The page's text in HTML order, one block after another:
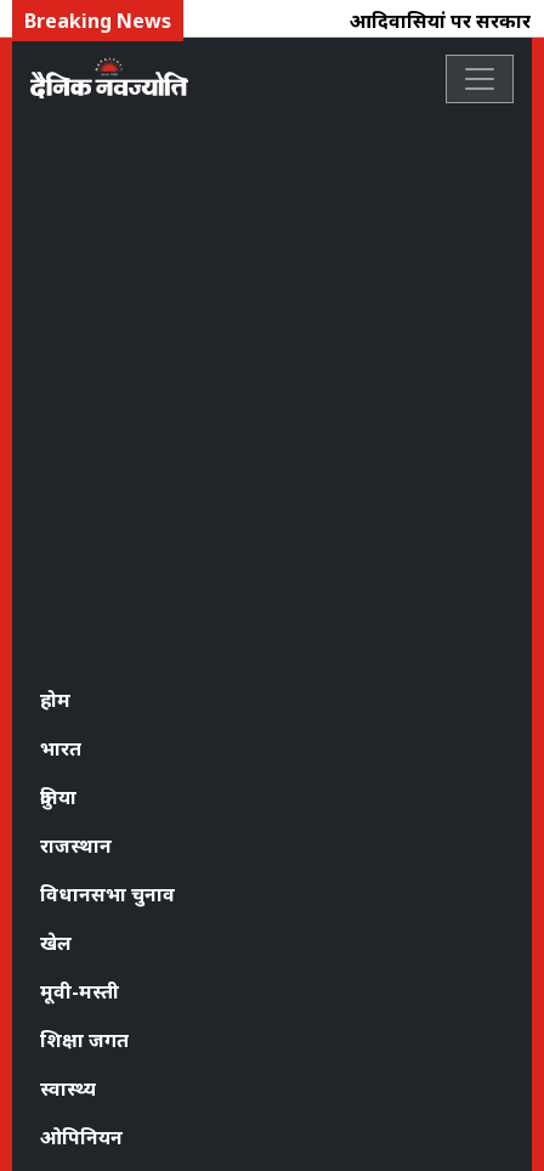
Breaking News आदिवासियोंं पर सरकार
होम
भारत
दुनिया
राजस्थान
विधानसभा चुनाव
खेल
मूवी-मस्ती
शिक्षा जगत
स्वास्थ्य
ओपिनियन